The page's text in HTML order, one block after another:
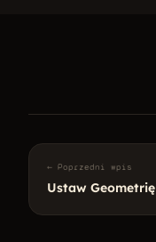
← Poprzedni wpis
Ustaw Geometrię